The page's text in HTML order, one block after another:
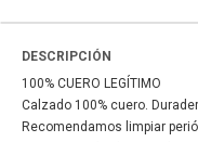
DESCRIPCIÓN
100% CUERO LEGÍTIMO
Calzado 100% cuero.
Recomendamos limpiar